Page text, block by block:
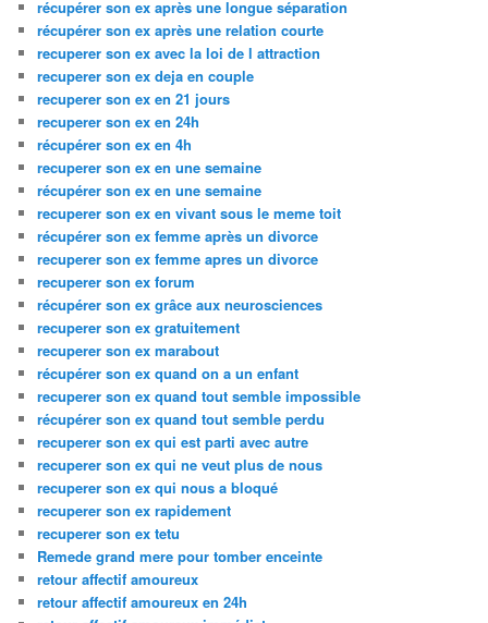
récupérer son ex après une longue séparation
récupérer son ex après une relation courte
recuperer son ex avec la loi de l attraction
recuperer son ex deja en couple
recuperer son ex en 21 jours
recuperer son ex en 24h
récupérer son ex en 4h
recuperer son ex en une semaine
récupérer son ex en une semaine
recuperer son ex en vivant sous le meme toit
récupérer son ex femme après un divorce
recuperer son ex femme apres un divorce
recuperer son ex forum
récupérer son ex grâce aux neurosciences
recuperer son ex gratuitement
recuperer son ex marabout
récupérer son ex quand on a un enfant
recuperer son ex quand tout semble impossible
récupérer son ex quand tout semble perdu
recuperer son ex qui est parti avec autre
recuperer son ex qui ne veut plus de nous
recuperer son ex qui nous a bloqué
recuperer son ex rapidement
recuperer son ex tetu
Remede grand mere pour tomber enceinte
retour affectif amoureux
retour affectif amoureux en 24h